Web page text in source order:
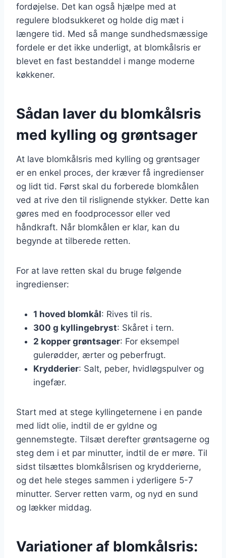
fordøjelse. Det kan også hjælpe med at
regulere blodsukkeret og holde dig mæt i
længere tid. Med så mange sundhedsmæssige
fordele er det ikke underligt, at blomkålsris er
blevet en fast bestanddel i mange moderne
køkkener.
Sådan laver du blomkålsris
med kylling og grøntsager
At lave blomkålsris med kylling og grøntsager
er en enkel proces, der kræver få ingredienser
og lidt tid. Først skal du forberede blomkålen
ved at rive den til rislignende stykker. Dette kan
gøres med en foodprocessor eller ved
håndkraft. Når blomkålen er klar, kan du
begynde at tilberede retten.
For at lave retten skal du bruge følgende
ingredienser:
1 hoved blomkål: Rives til ris.
300 g kyllingebryst: Skåret i tern.
2 kopper grøntsager: For eksempel
gulerødder, ærter og peberfrugt.
Krydderier: Salt, peber, hvidløgspulver og
ingefær.
Start med at stege kyllingeternene i en pande
med lidt olie, indtil de er gyldne og
gennemstegte. Tilsæt derefter grøntsagerne og
steg dem i et par minutter, indtil de er møre. Til
sidst tilsættes blomkålsrisen og krydderierne,
og det hele steges sammen i yderligere 5-7
minutter. Server retten varm, og nyd en sund
og lækker middag.
Variationer af blomkålsris: